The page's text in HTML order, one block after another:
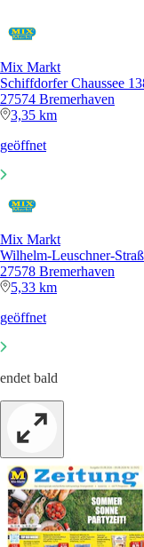
Mix Markt
Schiffdorfer Chaussee
27574 Bremerhaven
3,35 km
geöffnet
Mix Markt
Wilhelm-Leuschner-
27578 Bremerhaven
5,33 km
geöffnet
endet bald